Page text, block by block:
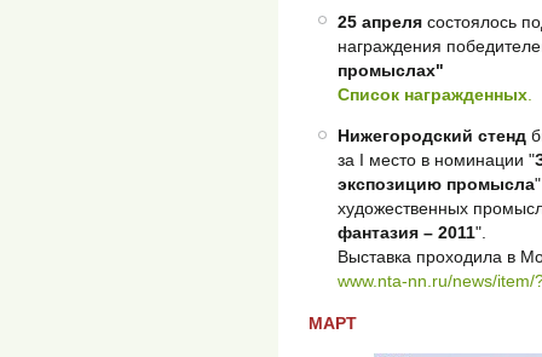
25 апреля состоялось
награждения
промыслах"
Cписок награжденных
Нижегородский стенд
за I место в номинации "
экспозицию промысла
художественных
фантазия – 2011".
Выставка проходила в
www.nta-nn.ru/news/item/
МАРТ